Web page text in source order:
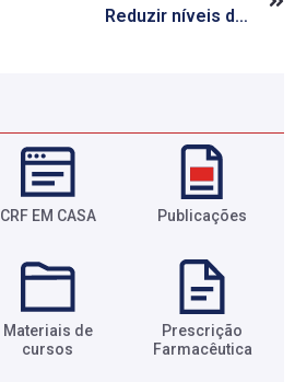
Reduzir níveis de gordura no sangue continua fundamental, dizem médicos
CRF EM CASA Publicações
Materiais de
cursos​
Prescrição
Farmacêutica​